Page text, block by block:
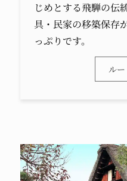
じめとする飛騨の伝
具・民家の移築保存
っぷりです。
ル